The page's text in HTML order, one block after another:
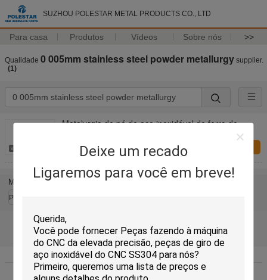
SUZHOU POLESTAR METAL PRODUCTS CO., LTD
Para casa Produtos Vídeos Sobre nós >>
Deixe um recado
Ligaremos para você em breve!
Qualidade 0 005mm stainless steel powder metallurgy supplier.
(1)
Metalurgia de pó de aço inoxidável do ferro do
Mude a língua
Portuguese
Casa |Sobre nós| Contacte-nos|Mapa do Site|Privacy Policy
Opinião do Desktop